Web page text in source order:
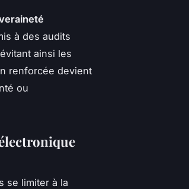
à des audits
ainsi les
renforcée devient
ou
se limiter à la